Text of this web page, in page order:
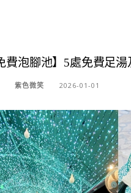
費泡腳池】5處免費足
紫色微笑 2026-01-01